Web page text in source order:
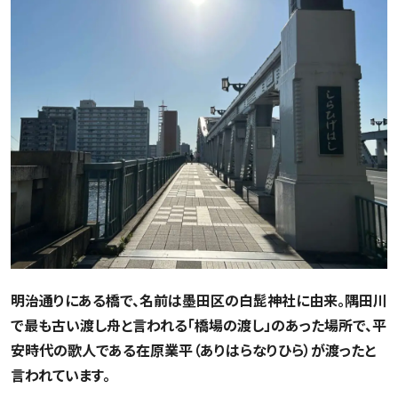
明治通りにある橋で、名前は墨田区の白髭神社に由来。隅田川
で最も古い渡し舟と言われる「橋場の渡し」のあった場所で、平
安時代の歌人である在原業平（ありはらなりひら）が渡ったと
言われています。